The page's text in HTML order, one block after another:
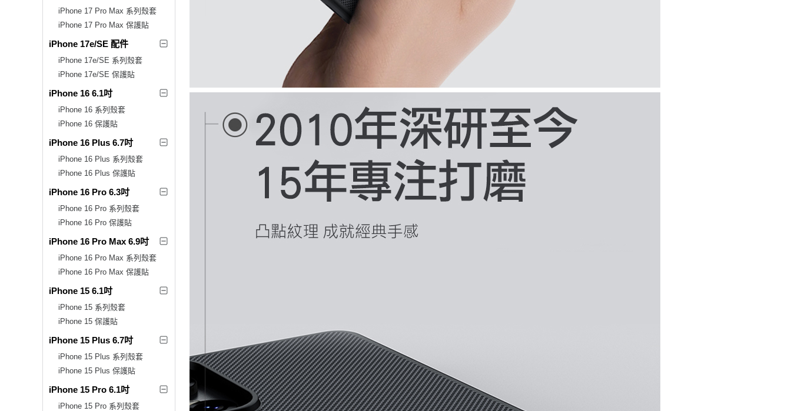
iPhone 17 Pro Max 系列殼套
iPhone 17 Pro Max 保護貼
iPhone 17e/SE 配件
iPhone 17e/SE 系列殼套
iPhone 17e/SE 保護貼
iPhone 16 6.1吋
iPhone 16 系列殼套
iPhone 16 保護貼
iPhone 16 Plus 6.7吋
iPhone 16 Plus 系列殼套
iPhone 16 Plus 保護貼
iPhone 16 Pro 6.3吋
iPhone 16 Pro 系列殼套
iPhone 16 Pro 保護貼
iPhone 16 Pro Max 6.9吋
iPhone 16 Pro Max 系列殼套
iPhone 16 Pro Max 保護貼
iPhone 15 6.1吋
iPhone 15 系列殼套
iPhone 15 保護貼
iPhone 15 Plus 6.7吋
iPhone 15 Plus 系列殼套
iPhone 15 Plus 保護貼
iPhone 15 Pro 6.1吋
iPhone 15 Pro 系列殼套